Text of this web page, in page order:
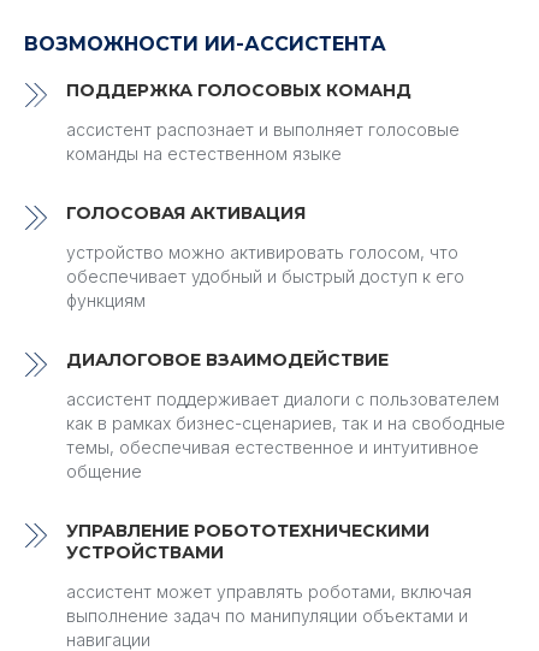
ВОЗМОЖНОСТИ ИИ-АССИСТЕНТА
ПОДДЕРЖКА ГОЛОСОВЫХ КОМАНД
ассистент распознает и выполняет голосовые
команды на естественном языке
ГОЛОСОВАЯ АКТИВАЦИЯ
устройство можно активировать голосом, что
обеспечивает удобный и быстрый доступ к его
функциям
ДИАЛОГОВОЕ ВЗАИМОДЕЙСТВИЕ
ассистент поддерживает диалоги с пользователем
как в рамках бизнес-сценариев, так и на свободные
темы, обеспечивая естественное и интуитивное
общение
УПРАВЛЕНИЕ РОБОТОТЕХНИЧЕСКИМИ
УСТРОЙСТВАМИ
ассистент может управлять роботами, включая
выполнение задач по манипуляции объектами и
навигации